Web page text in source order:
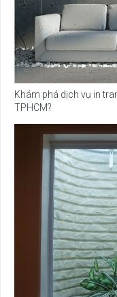
Khám phá dịch vụ in
TPHCM?